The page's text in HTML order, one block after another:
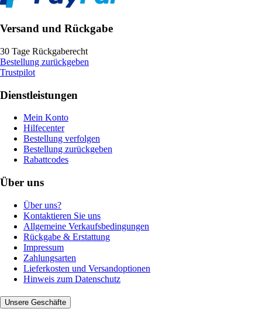
Versand und Rückgabe
30 Tage Rückgaberecht
Bestellung zurückgeben
Trustpilot
Dienstleistungen
Mein Konto
Hilfecenter
Bestellung verfolgen
Bestellung zurückgeben
Rabattcodes
Über uns
Über uns?
Kontaktieren Sie uns
Allgemeine Verkaufsbedingungen
Rückgabe & Erstattung
Impressum
Zahlungsarten
Lieferkosten und Versandoptionen
Hinweis zum Datenschutz
Unsere Geschäfte